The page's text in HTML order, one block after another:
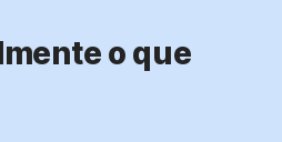
o que